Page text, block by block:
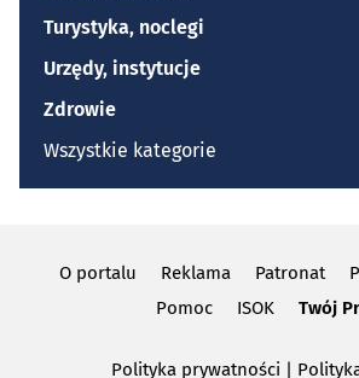
Turystyka, noclegi
Urzędy, instytucje
Zdrowie
Wszystkie kategorie
O portalu Reklama Patronat
Pomoc
ISOK Twój
Polityka prywatności